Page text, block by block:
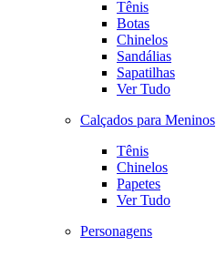
Tênis
Botas
Chinelos
Sandálias
Sapatilhas
Ver Tudo
Calçados para Meninos
Tênis
Chinelos
Papetes
Ver Tudo
Personagens